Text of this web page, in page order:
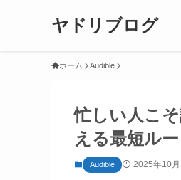
ヤドリブログ
ホーム Audible
忙しい人こ
える最短ルー
Audible 2025年10月